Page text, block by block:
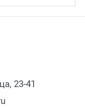
15:00, в
Москва,
23-41